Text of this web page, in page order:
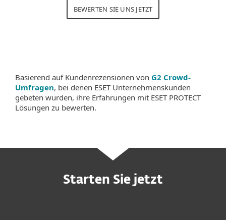
BEWERTEN SIE UNS JETZT
Basierend auf Kundenrezensionen von G2 Crowd-
Umfragen, bei denen ESET Unternehmenskunden
gebeten wurden, ihre Erfahrungen mit ESET PROTECT
Lösungen zu bewerten.
Starten Sie jetzt